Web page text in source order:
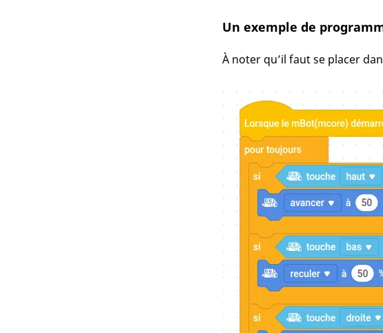
Un exemple de
À noter qu’il faut se placer